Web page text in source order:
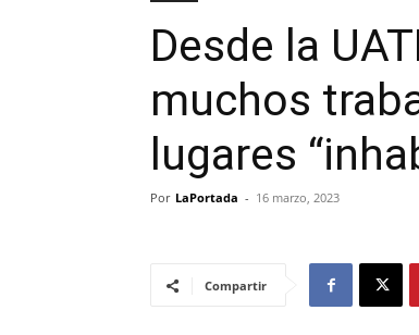
Desde la
muchos
lugares
Por LaPortada - 16 marzo, 2023
Compartir